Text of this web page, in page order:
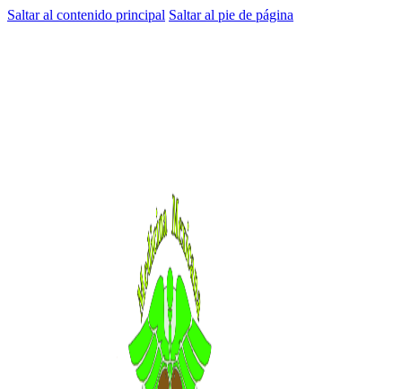
Saltar al contenido principal Saltar al pie de página